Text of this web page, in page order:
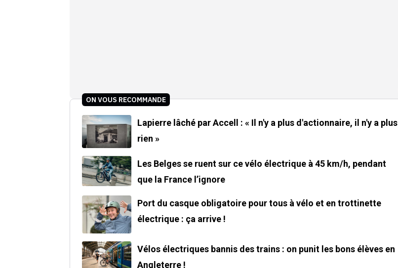
ON VOUS RECOMMANDE
Lapierre lâché par Accell : « Il n'y a plus d'actionnaire, il n'y a plus
rien »
Les Belges se ruent sur ce vélo électrique à 45 km/h, pendant
que la France l’ignore
Port du casque obligatoire pour tous à vélo et en trottinette
électrique : ça arrive !
Vélos électriques bannis des trains : on punit les bons élèves en
Angleterre !